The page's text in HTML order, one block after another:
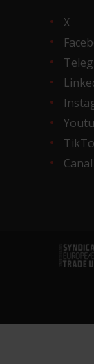
X